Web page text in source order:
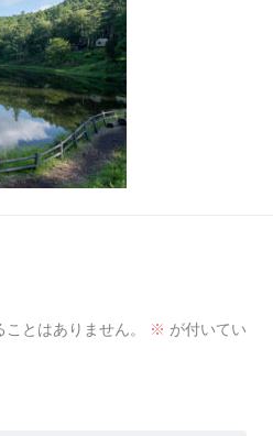
とはありません。 ※ が付いてい